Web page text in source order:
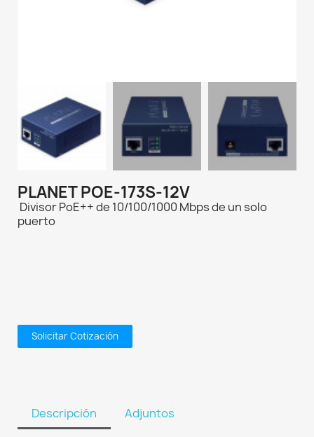
PLANET POE-173S-12V
Divisor PoE++ de 10/100/1000 Mbps de un solo
puerto
Solicitar Cotización
Descripción Adjuntos